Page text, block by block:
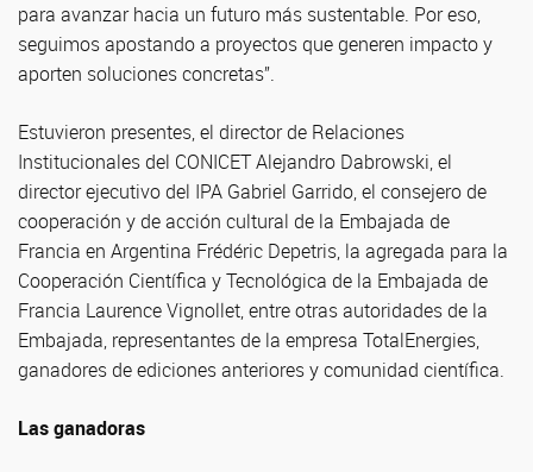
para avanzar hacia un futuro más sustentable. Por eso,
seguimos apostando a proyectos que generen impacto y
aporten soluciones concretas”.
Estuvieron presentes, el director de Relaciones
Institucionales del CONICET Alejandro Dabrowski, el
director ejecutivo del IPA Gabriel Garrido, el consejero de
cooperación y de acción cultural de la Embajada de
Francia en Argentina Frédéric Depetris, la agregada para la
Cooperación Científica y Tecnológica de la Embajada de
Francia Laurence Vignollet, entre otras autoridades de la
Embajada, representantes de la empresa TotalEnergies,
ganadores de ediciones anteriores y comunidad científica.
Las ganadoras